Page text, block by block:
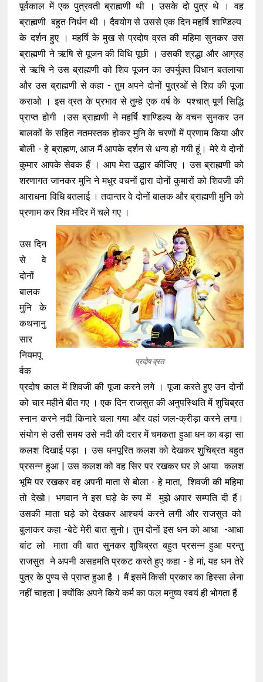
पूर्वकाल में एक पुत्रवती ब्राह्मणी थी । उसके दो पुत्र थे । वह
ब्राह्मणी बहुत निर्धन थी । दैवयोग से उससे एक दिन महर्षि शाण्डिल्य
के दर्शन हुए । महर्षि के मुख से प्रदोष व्रत की महिमा सुनकर उस
ब्राह्मणी ने ऋषि से पूजन की विधि पूछी । उसकी श्रद्धा और आग्रह
से ऋषि ने उस ब्राह्मणी को शिव पूजन का उपर्युक्त विधान बतलाया
और उस ब्राह्मणी से कहा - तुम अपने दोनों पुत्रओं से शिव की पूजा
कराओ । इस व्रत के प्रभाव से तुम्हे एक वर्ष के पश्चात् पूर्ण सिद्धि
प्राप्त होगी ।उस ब्राह्मणी ने महर्षि शाण्डिल्य के वचन सुनकर उन
बालकों के सहित नतमस्तक होकर मुनि के चरणों में प्रणाम किया और
बोली - हे ब्राह्मण, आज मैं आपके दर्शन से धन्य हो गयी हूं। मेरे ये दोनों
कुमार आपके सेवक हैं । आप मेरा उद्धार कीजिए । उस ब्राह्मणी को
शरणागत जानकर मुनि ने मधुर वचनों द्वारा दोनों कुमारों को शिवजी की
आराधना विधि बतलाई । तदान्तर वे दोनों बालक और ब्राह्मणी मुनि को
प्रणाम कर शिव मंदिर में चले गए ।
प्रदोष व्रत
उस दिन
से वे
दोनों
बालक
मुनि के
कथनानु
सार
नियमपू
र्वक
प्रदोष काल में शिवजी की पूजा करने लगे । पूजा करते हुए उन दोनों
को चार महीने बीत गए । एक दिन राजसुत की अनुपस्थिति में शुचिब्रत
स्नान करने नदी किनारे चला गया और वहां जल-क्रीड़ा करने लगा।
संयोग से उसी समय उसे नदी की दरार में चमकता हुआ धन का बड़ा सा
कलश दिखाई पड़ा । उस धनपूरित कलश को देखकर शुचिब्रत बहुत
प्रसन्न हुआ | उस कलश को वह सिर पर रखकर घर ले आया कलश
भूमि पर रखकर वह अपनी माता से बोला - हे माता, शिवजी की महिमा
तो देखो। भगवान ने इस घड़े के रुप में मुझे अपार सम्पति दी हैं।
उसकी माता घड़े को देखकर आश्चर्य करने लगी और राजसुत को
बुलाकर कहा -बेटे मेरी बात सुनो। तुम दोनों इस धन को आधा -आधा
बांट लो माता की बात सुनकर शुचिब्रत बहुत प्रसन्न हुआ परन्तु
राजसुत ने अपनी असहमति प्रकट करते हुए कहा - हे मां, यह धन तेरे
पुत्र के पुण्य से प्राप्त हुआ है । मैं इसमें किसी प्रकार का हिस्सा लेना
नहीं चाहता | क्योंकि अपने किये कर्म का फल मनुष्य स्वयं ही भोगता हैं